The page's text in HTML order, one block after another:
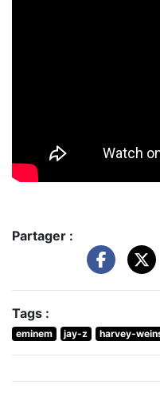
Partager :
Tags :
eminem jay-z harvey-